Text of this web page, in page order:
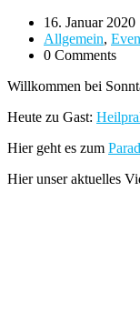
16. Januar 2020
Allgemein,
0 Comments
Willkommen bei
Heute zu Gast:
Hier geht es zum
Hier unser aktuelles